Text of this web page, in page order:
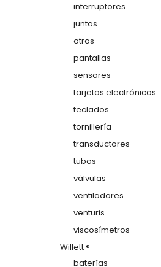
interruptores
juntas
otras
pantallas
sensores
tarjetas electrónicas
teclados
tornillería
transductores
tubos
válvulas
ventiladores
venturis
viscosímetros
Willett ®
baterías